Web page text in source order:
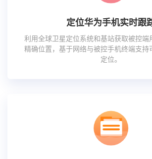
定位华为手机实时跟
利用全球卫星定位系统和基站获取被控端
精确位置，基于网络与被控手机终端支持
定位。